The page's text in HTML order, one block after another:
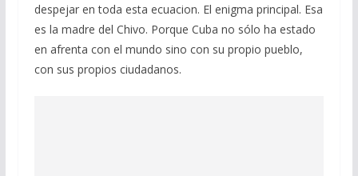
despejar en toda esta ecuacion. El enigma principal. Esa
es la madre del Chivo. Porque Cuba no sólo ha estado
en afrenta con el mundo sino con su propio pueblo,
con sus propios ciudadanos.